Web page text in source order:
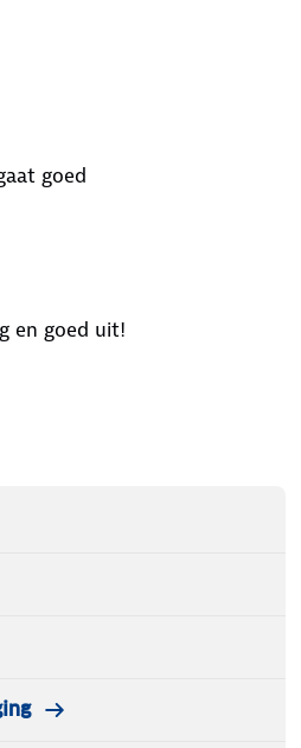
goed
en goed uit!